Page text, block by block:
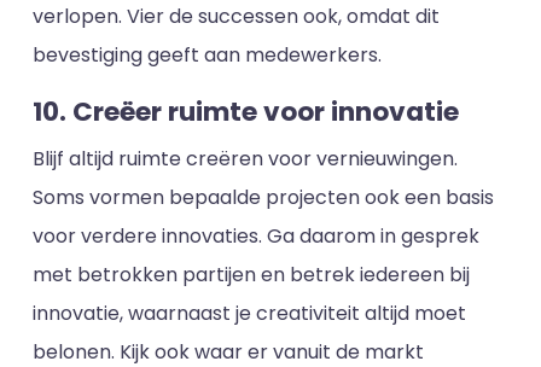
verlopen. Vier de successen ook, omdat dit
bevestiging geeft aan medewerkers.
10. Creëer ruimte voor innovatie
Blijf altijd ruimte creëren voor vernieuwingen.
Soms vormen bepaalde projecten ook een basis
voor verdere innovaties. Ga daarom in gesprek
met betrokken partijen en betrek iedereen bij
innovatie, waarnaast je creativiteit altijd moet
belonen. Kijk ook waar er vanuit de markt